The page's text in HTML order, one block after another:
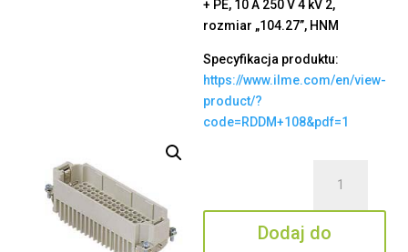
+ PE, 10 A 250 V 4 kV 2,
rozmiar „104.27”, HNM
Specyfikacja produktu:
https://www.ilme.com/en/view-
product/?
code=RDDM+108&pdf=1
RDDM
108
Dodaj do